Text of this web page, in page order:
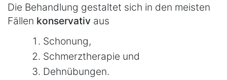
Die Behandlung gestaltet sich in den meisten
Fällen konservativ aus
Schonung,
Schmerztherapie und
Dehnübungen.